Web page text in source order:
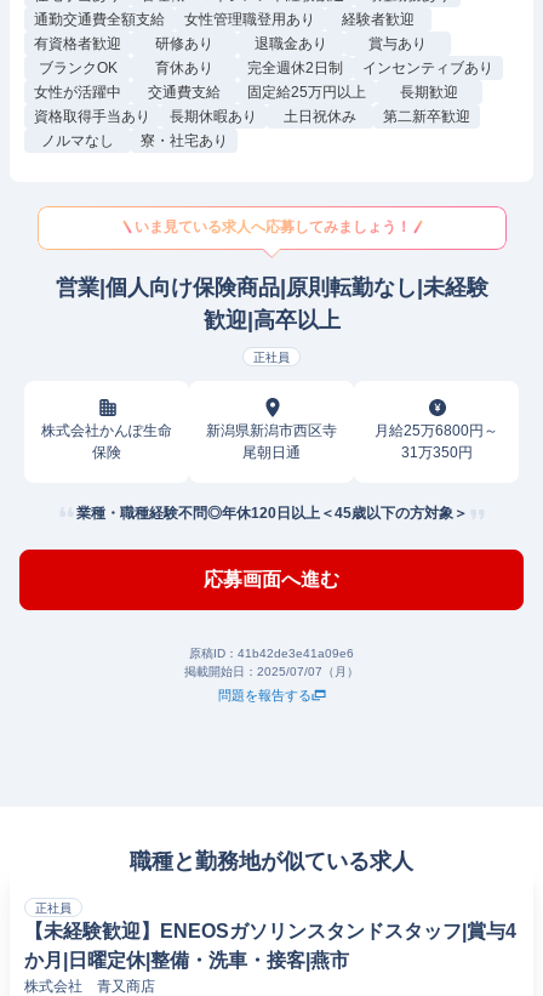
通勤交通費全額支給
女性管理職登用あり
経験者歓迎
有資格者歓迎
研修あり 退職金あり
賞与あり
ブランクOK
育休あり 完全週休2日制
インセンティブあり
女性が活躍中
交通費支給 固定給25万円以上
長期歓迎
資格取得手当あり
長期休暇あり 土日祝休み
第二新卒歓迎
ノルマなし
寮・社宅あり
いま見ている求人へ応募してみましょう！
営業|個人向け保険商品|原則転勤なし|未経験
歓迎|高卒以上
正社員
株式会社かんぽ生命
保険
新潟県新潟市西区寺
尾朝日通
月給25万6800円～
31万350円
業種・職種経験不問◎年休120日以上＜45歳以下の方対象＞
応募画面へ進む
原稿ID： 41b42de3e41a09e6
掲載開始日： 2025/07/07（月）
問題を報告する
職種と勤務地が似ている求人
正社員
【未経験歓迎】ENEOSガソリンスタンドスタッフ|賞与4
か月|日曜定休|整備・洗車・接客|燕市
株式会社 青又商店